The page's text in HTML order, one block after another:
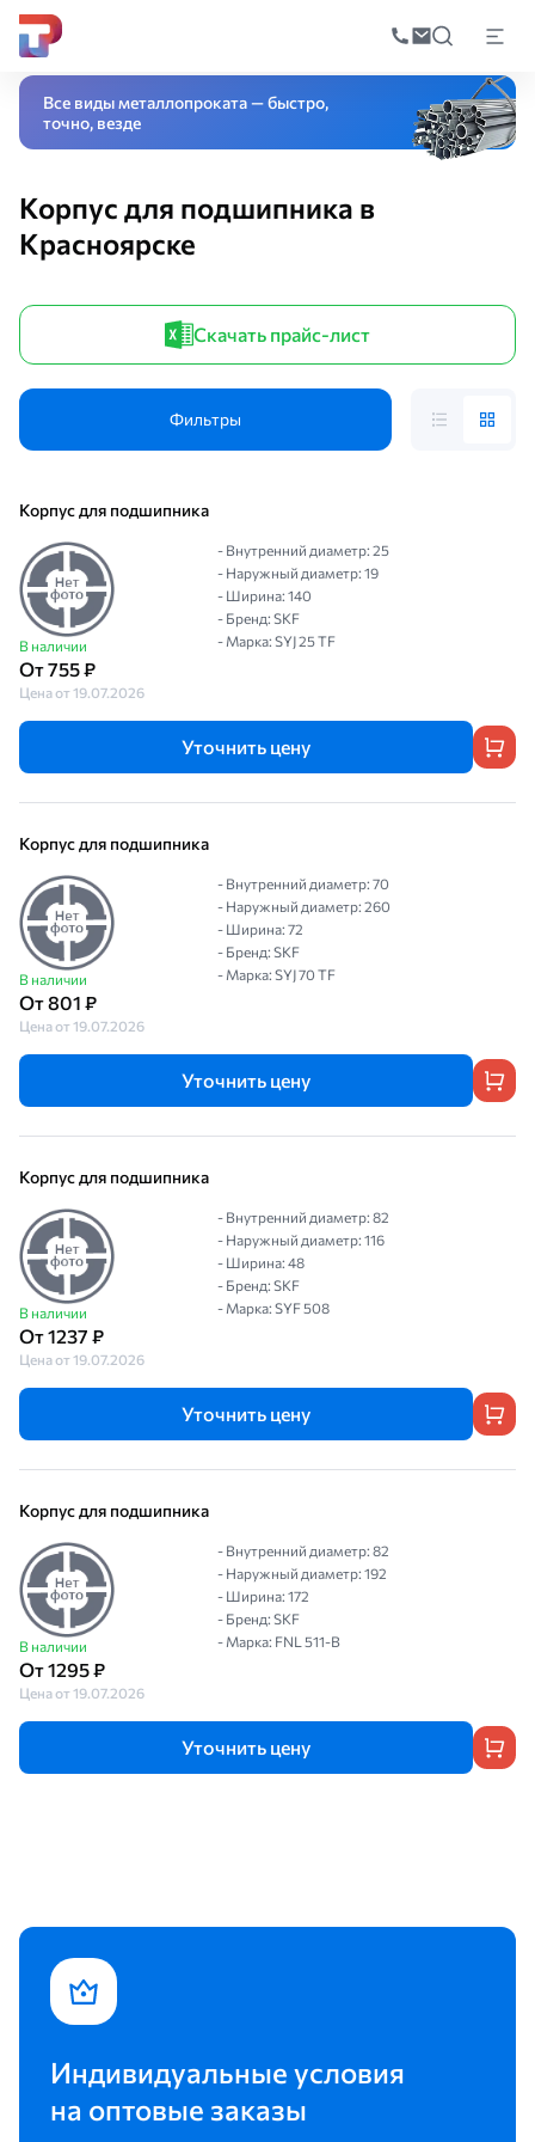
по
Главная Корпусные подшипники
Все виды металлопроката — быстро,
точно, везде
Корпус для подшипника в
Красноярске
Скачать прайс-лист
Фильтры
Корпус для подшипника
В наличии
От 755 ₽
Цена от 19.07.2026
- Внутренний диаметр: 25
- Наружный диаметр: 19
- Ширина: 140
- Бренд: SKF
- Марка: SYJ 25 TF
Уточнить цену
Корпус для подшипника
В наличии
От 801 ₽
Цена от 19.07.2026
- Внутренний диаметр: 70
- Наружный диаметр: 260
- Ширина: 72
- Бренд: SKF
- Марка: SYJ 70 TF
Уточнить цену
Корпус для подшипника
В наличии
От 1237 ₽
Цена от 19.07.2026
- Внутренний диаметр: 82
- Наружный диаметр: 116
- Ширина: 48
- Бренд: SKF
- Марка: SYF 508
Уточнить цену
Корпус для подшипника
В наличии
От 1295 ₽
Цена от 19.07.2026
- Внутренний диаметр: 82
- Наружный диаметр: 192
- Ширина: 172
- Бренд: SKF
- Марка: FNL 511-B
Уточнить цену
Индивидуальные условия
на оптовые заказы